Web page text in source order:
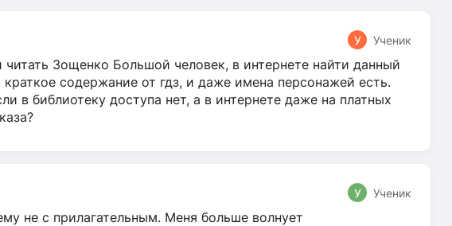
У Ученик
Зощенко Большой человек, в интернете найти данный
краткое содержание от гдз, и даже имена персонажей есть.
в библиотеку доступа нет, а в интернете даже на платных
У Ученик
не с прилагательным. Меня больше волнует